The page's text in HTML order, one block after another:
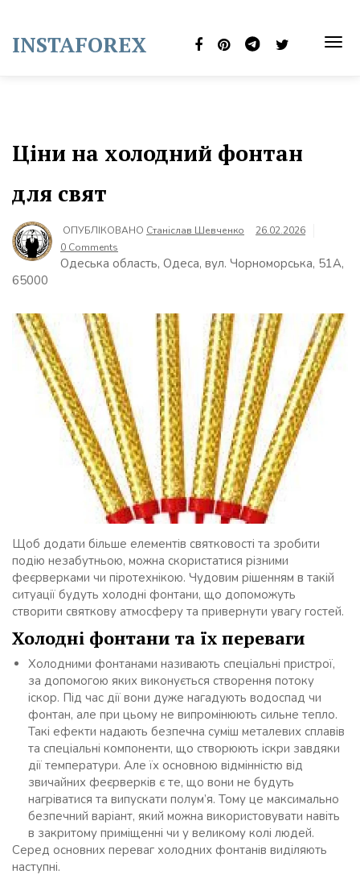
content
INSTAFOREX
Ціни на холодний фонтан
для свят
ОПУБЛІКОВАНО Станіслав Шевченко
26.02.2026
0 Comments
Одеська область, Одеса, вул. Чорноморська, 51А,
65000
Щоб додати більше елементів святковості та зробити
подію незабутньою, можна скористатися різними
феєрверками чи піротехнікою. Чудовим рішенням в такій
ситуації будуть холодні фонтани, що допоможуть
створити святкову атмосферу та привернути увагу гостей.
Холодні фонтани та їх переваги
Холодними фонтанами називають спеціальні пристрої,
за допомогою яких виконується створення потоку
іскор. Під час дії вони дуже нагадують водоспад чи
фонтан, але при цьому не випромінюють сильне тепло.
Такі ефекти надають безпечна суміш металевих сплавів
та спеціальні компоненти, що створюють іскри завдяки
дії температури. Але їх основною відмінністю від
звичайних феєрверків є те, що вони не будуть
нагріватися та випускати полум’я. Тому це максимально
безпечний варіант, який можна використовувати навіть
в закритому приміщенні чи у великому колі людей.
Серед основних переваг холодних фонтанів виділяють
наступні.